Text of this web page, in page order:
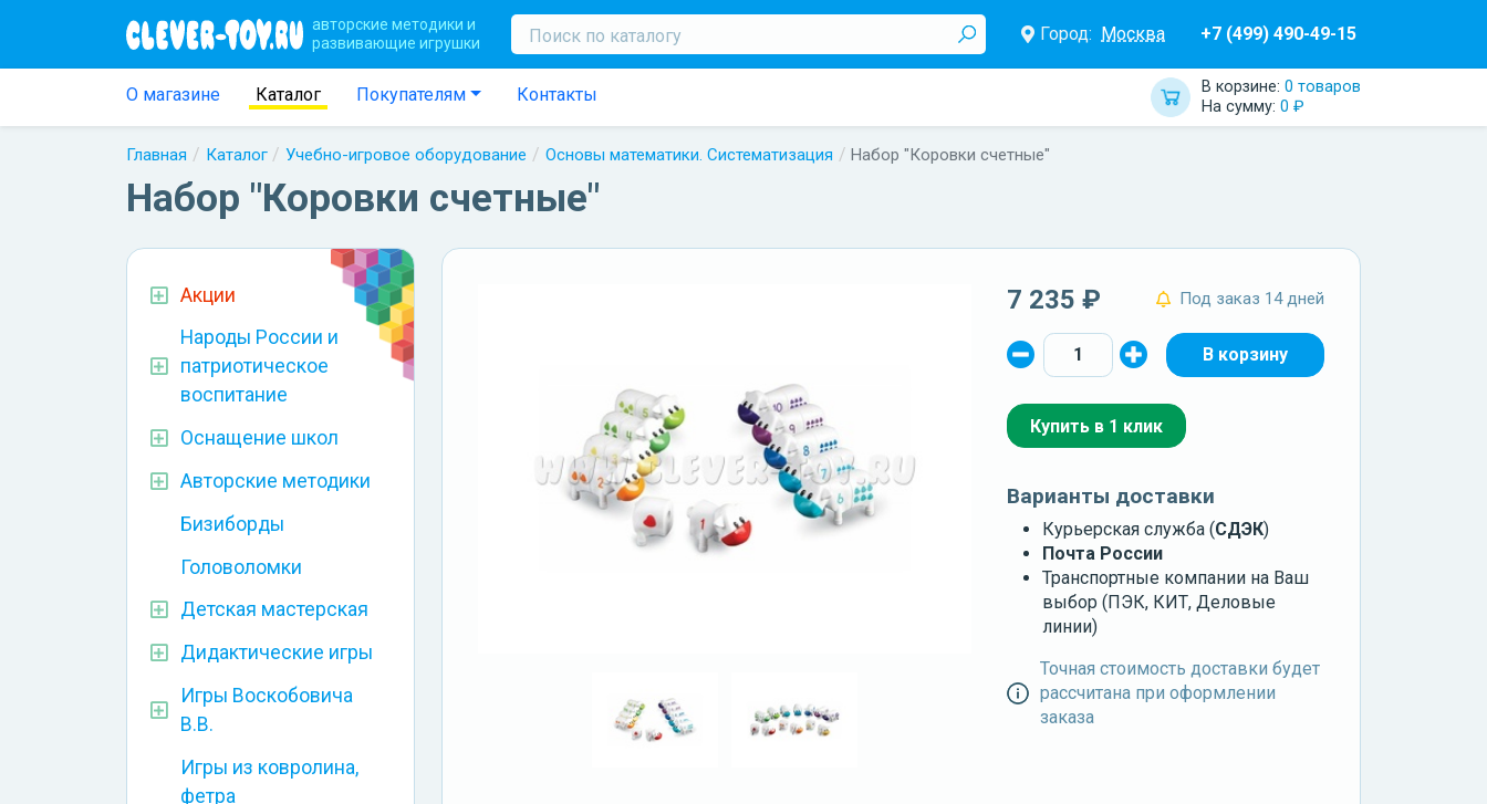
авторские методики и
развивающие игрушки
Город: Москва +7 (499) 490-49-15
О магазине Каталог Покупателям Контакты В корзине: 0 товаров
На сумму: 0 ₽
Главная Каталог Учебно-игровое оборудование Основы математики. Систематизация Набор "Коровки счетные"
Набор "Коровки счетные"
Акции
Народы России и
патриотическое
воспитание
Оснащение школ
Авторские методики
Бизиборды
Головоломки
Детская мастерская
Дидактические игры
Игры Воскобовича
В.В.
Игры из ковролина,
фетра
7 235 ₽ Под заказ 14 дней
Купить в 1 клик
Варианты доставки
Курьерская служба (СДЭК)
Почта России
Транспортные компании на Ваш
выбор (ПЭК, КИТ, Деловые
линии)
Точная стоимость доставки будет
рассчитана при оформлении
заказа